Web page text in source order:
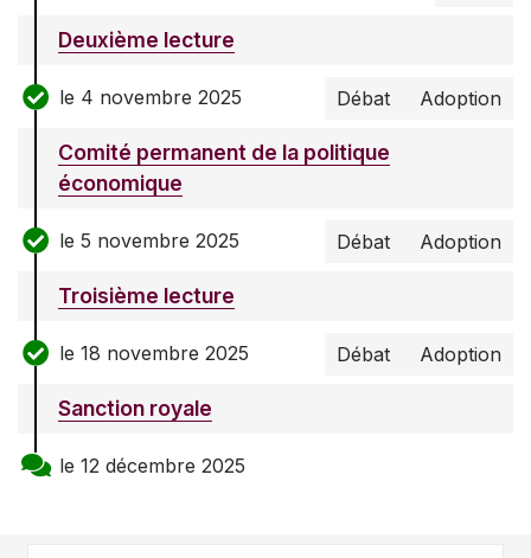
Deuxième lecture
le 4 novembre 2025 Débat Adoption
Comité permanent de la politique
économique
le 5 novembre 2025 Débat Adoption
Troisième lecture
le 18 novembre 2025 Débat Adoption
Sanction royale
le 12 décembre 2025